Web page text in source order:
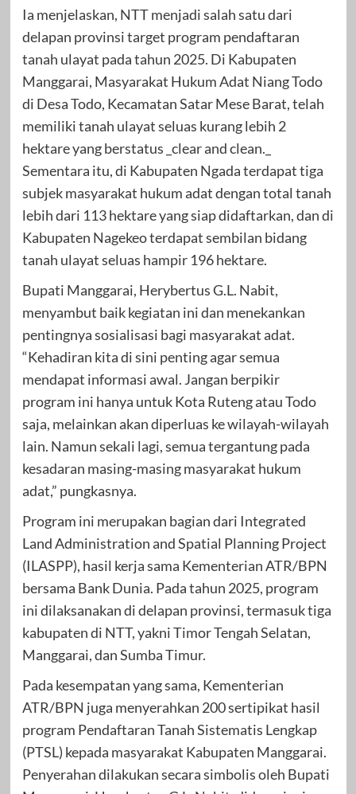
Ia menjelaskan, NTT menjadi salah satu dari
delapan provinsi target program pendaftaran
tanah ulayat pada tahun 2025. Di Kabupaten
Manggarai, Masyarakat Hukum Adat Niang Todo
di Desa Todo, Kecamatan Satar Mese Barat, telah
memiliki tanah ulayat seluas kurang lebih 2
hektare yang berstatus _clear and clean._
Sementara itu, di Kabupaten Ngada terdapat tiga
subjek masyarakat hukum adat dengan total tanah
lebih dari 113 hektare yang siap didaftarkan, dan di
Kabupaten Nagekeo terdapat sembilan bidang
tanah ulayat seluas hampir 196 hektare.
Bupati Manggarai, Herybertus G.L. Nabit,
menyambut baik kegiatan ini dan menekankan
pentingnya sosialisasi bagi masyarakat adat.
“Kehadiran kita di sini penting agar semua
mendapat informasi awal. Jangan berpikir
program ini hanya untuk Kota Ruteng atau Todo
saja, melainkan akan diperluas ke wilayah-wilayah
lain. Namun sekali lagi, semua tergantung pada
kesadaran masing-masing masyarakat hukum
adat,” pungkasnya.
Program ini merupakan bagian dari Integrated
Land Administration and Spatial Planning Project
(ILASPP), hasil kerja sama Kementerian ATR/BPN
bersama Bank Dunia. Pada tahun 2025, program
ini dilaksanakan di delapan provinsi, termasuk tiga
kabupaten di NTT, yakni Timor Tengah Selatan,
Manggarai, dan Sumba Timur.
Pada kesempatan yang sama, Kementerian
ATR/BPN juga menyerahkan 200 sertipikat hasil
program Pendaftaran Tanah Sistematis Lengkap
(PTSL) kepada masyarakat Kabupaten Manggarai.
Penyerahan dilakukan secara simbolis oleh Bupati